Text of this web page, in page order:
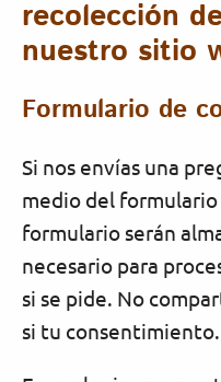
recolección
nuestro sitio
Formulario de
Si nos envías una
medio del
formulario serán
necesario para
si se pide. No
si tu consentimiento.